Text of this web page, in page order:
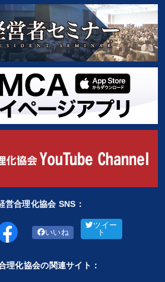
営合理化協会 SNS：
いいね
ツイー
ト
理化協会の関連サイト：